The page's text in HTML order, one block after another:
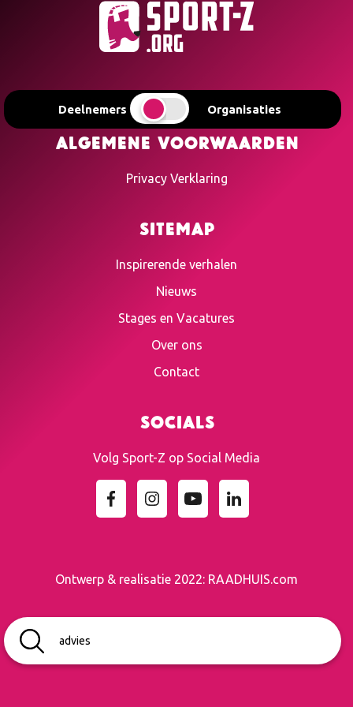
Deelnemers Organisaties
Algemene voorwaarden
Privacy Verklaring
Sitemap
Inspirerende verhalen
Nieuws
Stages en Vacatures
Over ons
Contact
Socials
Volg Sport-Z op Social Media
Ontwerp & realisatie 2022: RAADHUIS.com